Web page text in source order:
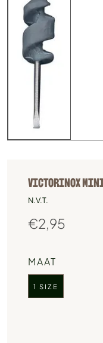
VICTORINOX
N.V.T.
€2,95
MAAT
1 SIZE